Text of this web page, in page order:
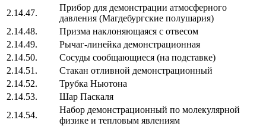
2.14.47.
Прибор для демонстрации атмосферного
давления (Магдебургские полушария)
2.14.48.
Призма наклоняющаяся с отвесом
2.14.49.
Рычаг-линейка демонстрационная
2.14.50.
Сосуды сообщающиеся (на подставке)
2.14.51.
Стакан отливной демонстрационный
2.14.52.
Трубка Ньютона
2.14.53.
Шар Паскаля
2.14.54.
Набор демонстрационный по молекулярной
физике и тепловым явлениям